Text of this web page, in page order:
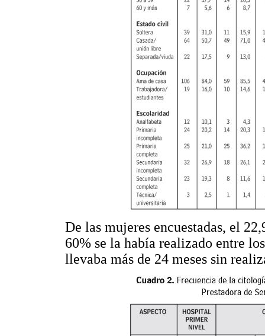
De las mujeres encuestadas, el
60% se la había realizado entre
llevaba más de 24 meses sin